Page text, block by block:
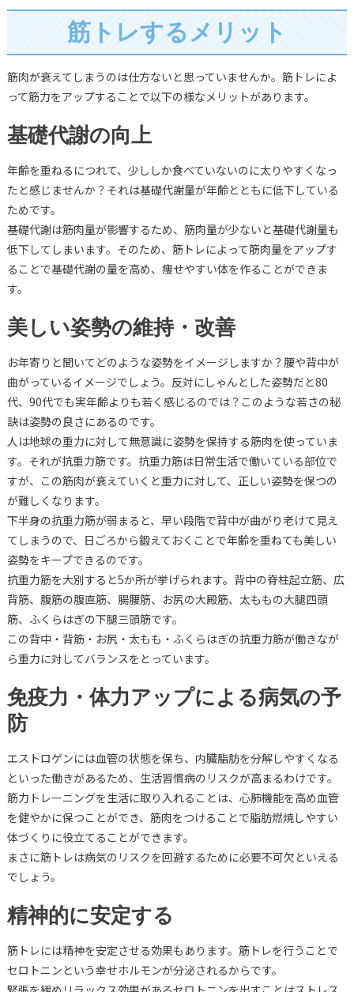
筋トレするメリット
筋肉が衰えてしまうのは仕方ないと思っていませんか。筋トレによ
って筋力をアップすることで以下の様なメリットがあります。
基礎代謝の向上
年齢を重ねるにつれて、少ししか食べていないのに太りやすくなっ
たと感じませんか？それは基礎代謝量が年齢とともに低下している
ためです。
基礎代謝は筋肉量が影響するため、筋肉量が少ないと基礎代謝量も
低下してしまいます。そのため、筋トレによって筋肉量をアップす
ることで基礎代謝の量を高め、痩せやすい体を作ることができま
す。
美しい姿勢の維持・改善
お年寄りと聞いてどのような姿勢をイメージしますか？腰や背中が
曲がっているイメージでしょう。反対にしゃんとした姿勢だと80
代、90代でも実年齢よりも若く感じるのでは？このような若さの秘
訣は姿勢の良さにあるのです。
人は地球の重力に対して無意識に姿勢を保持する筋肉を使っていま
す。それが抗重力筋です。抗重力筋は日常生活で働いている部位で
すが、この筋肉が衰えていくと重力に対して、正しい姿勢を保つの
が難しくなります。
下半身の抗重力筋が弱まると、早い段階で背中が曲がり老けて見え
てしまうので、日ごろから鍛えておくことで年齢を重ねても美しい
姿勢をキープできるのです。
抗重力筋を大別すると5か所が挙げられます。背中の脊柱起立筋、広
背筋、腹筋の腹直筋、腸腰筋、お尻の大殿筋、太ももの大腿四頭
筋、ふくらはぎの下腿三頭筋です。
この背中・背筋・お尻・太もも・ふくらはぎの抗重力筋が働きなが
ら重力に対してバランスをとっています。
免疫力・体力アップによる病気の予
防
エストロゲンには血管の状態を保ち、内臓脂肪を分解しやすくなる
といった働きがあるため、生活習慣病のリスクが高まるわけです。
筋力トレーニングを生活に取り入れることは、心肺機能を高め血管
を健やかに保つことができ、筋肉をつけることで脂肪燃焼しやすい
体づくりに役立てることができます。
まさに筋トレは病気のリスクを回避するために必要不可欠といえる
でしょう。
精神的に安定する
筋トレには精神を安定させる効果もあります。筋トレを行うことで
セロトニンという幸せホルモンが分泌されるからです。